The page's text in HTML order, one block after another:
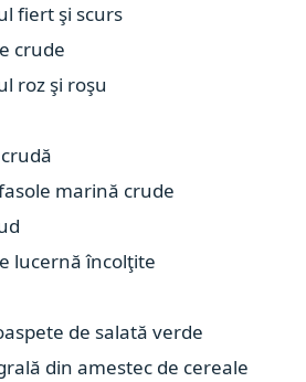
fiert şi scurs
crude
roz şi roşu
marină crude
lucernă încolţite
de salată verde
din amestec de cereale